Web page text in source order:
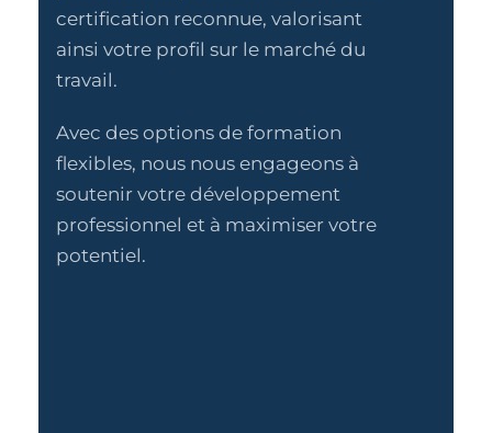
certification reconnue, valorisant
ainsi votre profil sur le marché du
travail.
Avec des options de formation
flexibles, nous nous engageons à
soutenir votre développement
professionnel et à maximiser votre
potentiel.